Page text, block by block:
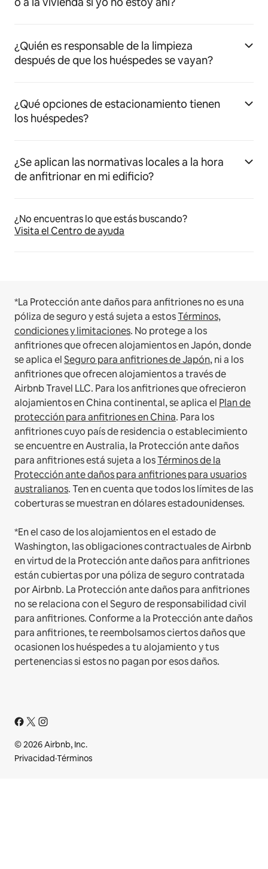
¿Quién es responsable de la limpieza
después de que los huéspedes se vayan?
¿Qué opciones de estacionamiento tienen
los huéspedes?
¿Se aplican las normativas locales a la hora
de anfitrionar en mi edificio?
¿No encuentras lo que estás buscando?
Visita el Centro de ayuda
*La Protección ante daños para anfitriones no es una
póliza de seguro y está sujeta a estosTérminos,
condiciones y limitaciones. No protege a los
anfitriones que ofrecen alojamientos en Japón, donde
se aplica elSeguro para anfitriones de Japón, ni a los
anfitriones que ofrecen alojamientos a través de
Airbnb Travel LLC. Para los anfitriones que ofrecieron
alojamientos en China continental, se aplica el Plan de
protección para anfitriones en China. Para los
anfitriones cuyo país de residencia o establecimiento
se encuentre en Australia, la Protección ante daños
para anfitriones está sujeta a losTérminos de la
Protección ante daños para anfitriones para usuarios
australianos. Ten en cuenta que todos los límites de las
coberturas se muestran en dólares estadounidenses.
*En el caso de los alojamientos en el estado de
Washington, las obligaciones contractuales de Airbnb
en virtud de la Protección ante daños para anfitriones
están cubiertas por una póliza de seguro contratada
por Airbnb. La Protección ante daños para anfitriones
no se relaciona con el Seguro de responsabilidad civil
para anfitriones. Conforme a la Protección ante daños
para anfitriones, te reembolsamos ciertos daños que
ocasionen los huéspedes a tu alojamiento y tus
pertenencias si estos no pagan por esos daños.
© 2026 Airbnb, Inc.
Privacidad·Términos